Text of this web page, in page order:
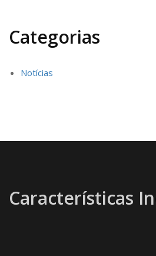
Categorias
Notícias
Características